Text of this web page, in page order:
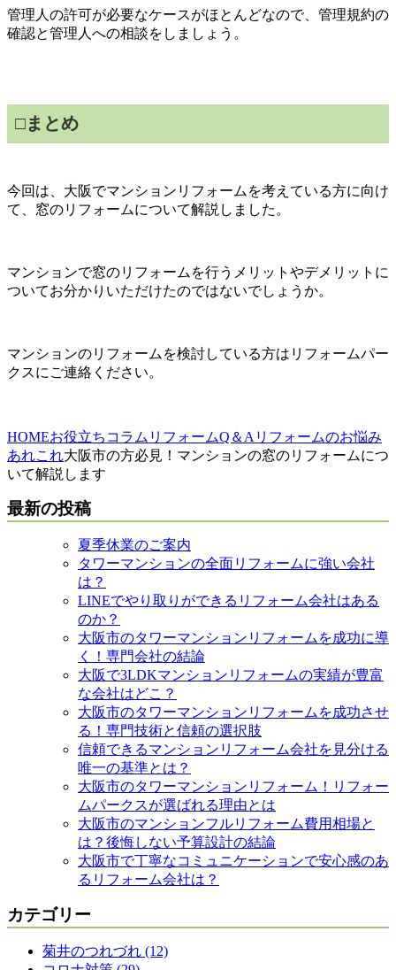
管理人の許可が必要なケースがほとんどなので、管理規約の
確認と管理人への相談をしましょう。
□まとめ
今回は、大阪でマンションリフォームを考えている方に向け
て、窓のリフォームについて解説しました。
マンションで窓のリフォームを行うメリットやデメリットに
ついてお分かりいただけたのではないでしょうか。
マンションのリフォームを検討している方はリフォームパー
クスにご連絡ください。
HOMEお役立ちコラム リフォームQ＆A リフォームのお悩み
あれこれ大阪市の方必見！マンションの窓のリフォームにつ
いて解説します
最新の投稿
夏季休業のご案内
タワーマンションの全面リフォームに強い会社
は？
LINEでやり取りができるリフォーム会社はある
のか？
大阪市のタワーマンションリフォームを成功に導
く！専門会社の結論
大阪で3LDKマンションリフォームの実績が豊富
な会社はどこ？
大阪市のタワーマンションリフォームを成功させ
る！専門技術と信頼の選択肢
信頼できるマンションリフォーム会社を見分ける
唯一の基準とは？
大阪市のタワーマンションリフォーム！リフォー
ムパークスが選ばれる理由とは
大阪市のマンションフルリフォーム費用相場と
は？後悔しない予算設計の結論
大阪市で丁寧なコミュニケーションで安心感のあ
るリフォーム会社は？
カテゴリー
菊井のつれづれ (12)